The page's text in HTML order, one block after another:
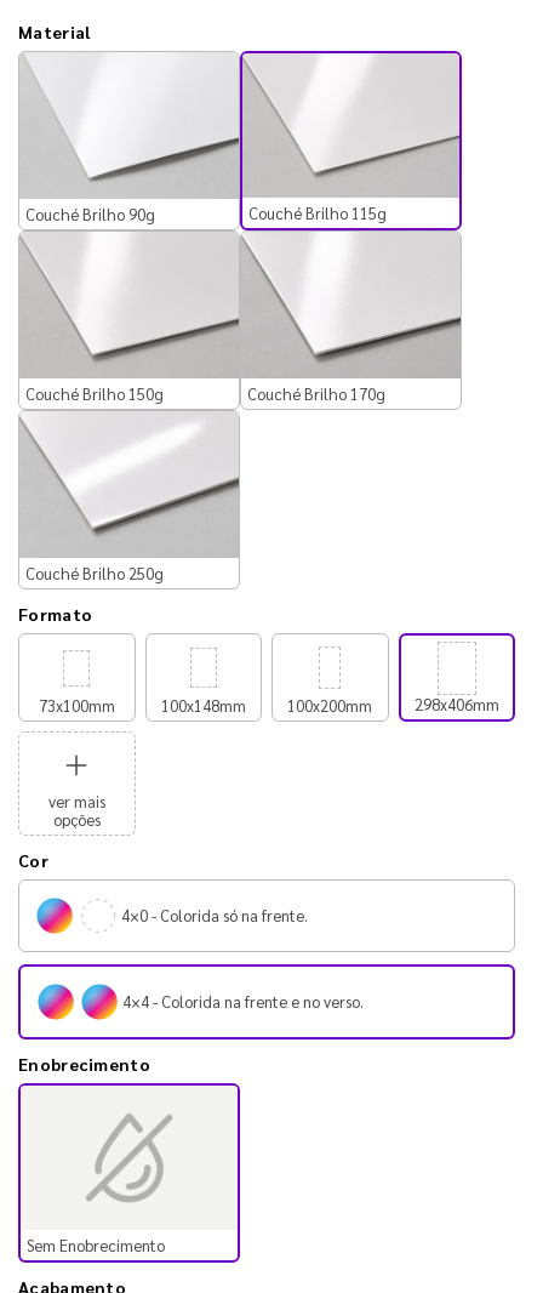
Material
Couché Brilho 90g Couché Brilho 115g
Couché Brilho 150g Couché Brilho 170g
Couché Brilho 250g
Formato
73x100mm 100x148mm 100x200mm 298x406mm
ver mais
opções
Cor
4×0 - Colorida só na frente.
4×4 - Colorida na frente e no verso.
Enobrecimento
Sem Enobrecimento
Acabamento